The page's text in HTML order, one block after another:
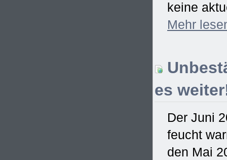
keine
Mehr
es
Der Juni
feucht
den Mai